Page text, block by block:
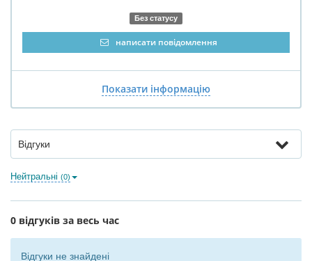
Без статусу
написати повідомлення
Показати інформацію
Відгуки
Нейтральні (0)
0 відгуків за весь час
Відгуки не знайдені